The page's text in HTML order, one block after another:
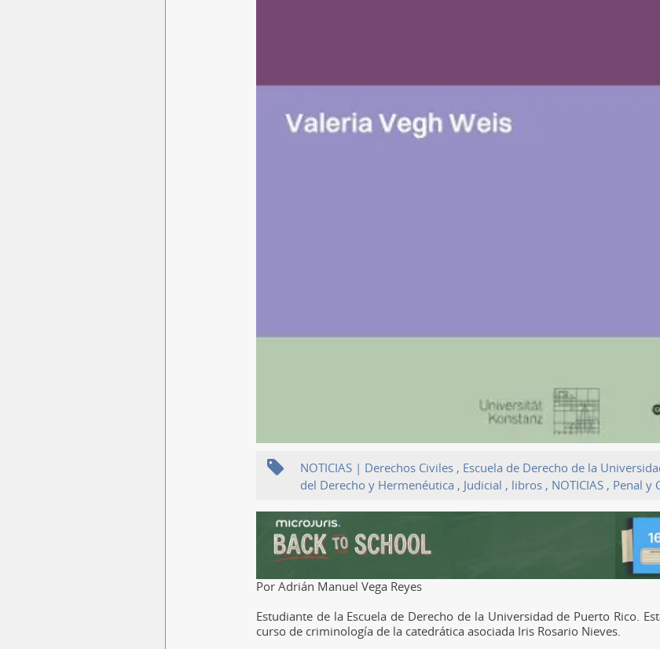
NOTICIAS| Derechos Civiles, Escuela de Derecho de la
del Derecho y Hermenéutica , Judicial , libros, NOTICIAS, Penal y
Por Adrián Manuel Vega Reyes
Estudiante de la Escuela de Derecho de la Universidad de Puerto Rico.
curso de criminología de la catedrática asociada Iris Rosario Nieves.